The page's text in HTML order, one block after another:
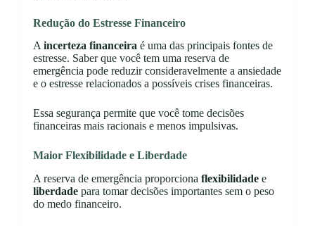
Redução do Estresse Financeiro
A incerteza financeira é uma das principais fontes de
estresse. Saber que você tem uma reserva de
emergência pode reduzir consideravelmente a ansiedade
e o estresse relacionados a possíveis crises financeiras.
Essa segurança permite que você tome decisões
financeiras mais racionais e menos impulsivas.
Maior Flexibilidade e Liberdade
A reserva de emergência proporciona flexibilidadee
liberdadepara tomar decisões importantes sem o peso
do medo financeiro.